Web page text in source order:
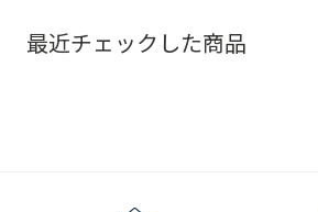
最近チェックした商品